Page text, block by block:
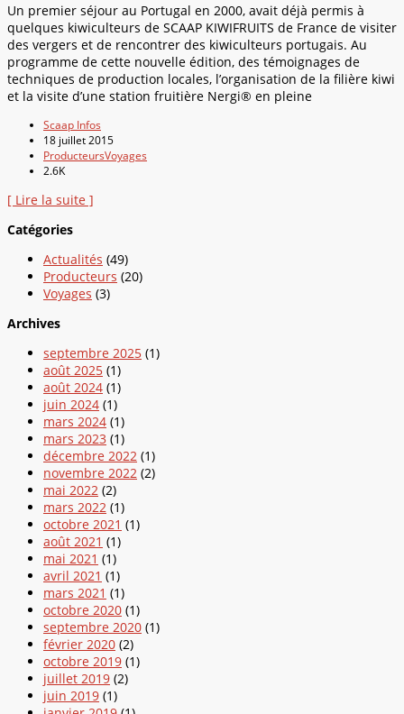
Un premier séjour au Portugal en 2000, avait déjà permis à
quelques kiwiculteurs de SCAAP KIWIFRUITS de France de visiter
des vergers et de rencontrer des kiwiculteurs portugais. Au
programme de cette nouvelle édition, des témoignages de
techniques de production locales, l’organisation de la filière kiwi
et la visite d’une station fruitière Nergi® en pleine
Scaap Infos
18 juillet 2015
ProducteursVoyages
2.6K
[ Lire la suite ]
Catégories
Actualités (49)
Producteurs (20)
Voyages (3)
Archives
septembre 2025 (1)
août 2025 (1)
août 2024 (1)
juin 2024 (1)
mars 2024 (1)
mars 2023 (1)
décembre 2022 (1)
novembre 2022 (2)
mai 2022 (2)
mars 2022 (1)
octobre 2021 (1)
août 2021 (1)
mai 2021 (1)
avril 2021 (1)
mars 2021 (1)
octobre 2020 (1)
septembre 2020 (1)
février 2020 (2)
octobre 2019 (1)
juillet 2019 (2)
juin 2019 (1)